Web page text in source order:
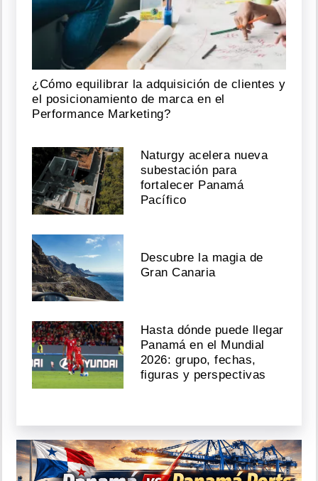
¿Cómo equilibrar la adquisición de clientes y
el posicionamiento de marca en el
Performance Marketing?
Naturgy acelera nueva
subestación para
fortalecer Panamá
Pacífico
Descubre la magia de
Gran Canaria
Hasta dónde puede llegar
Panamá en el Mundial
2026: grupo, fechas,
figuras y perspectivas